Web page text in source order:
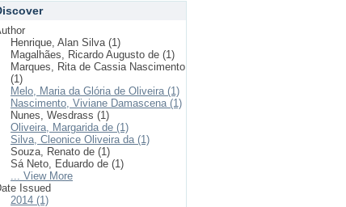
Henrique, Alan Silva (1)
Magalhães, Ricardo Augusto de (1)
Marques, Rita de Cassia Nascimento
(1)
Melo, Maria da Glória de Oliveira (1)
Nascimento, Viviane Damascena (1)
Nunes, Wesdrass (1)
Oliveira, Margarida de (1)
Silva, Cleonice Oliveira da (1)
Souza, Renato de (1)
Sá Neto, Eduardo de (1)
... View More
Issued
2014 (1)